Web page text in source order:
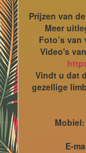
Prijzen van
Meer
Foto’s
Video's
Vindt u dat
gezellige
Mobiel:
E-